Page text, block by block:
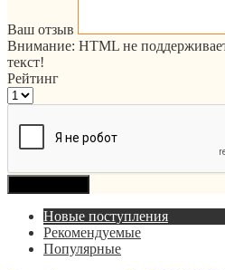
Ваш отзыв
Внимание: HTML не
текст!
Рейтинг
Новые поступления
Рекомендуемые
Популярные